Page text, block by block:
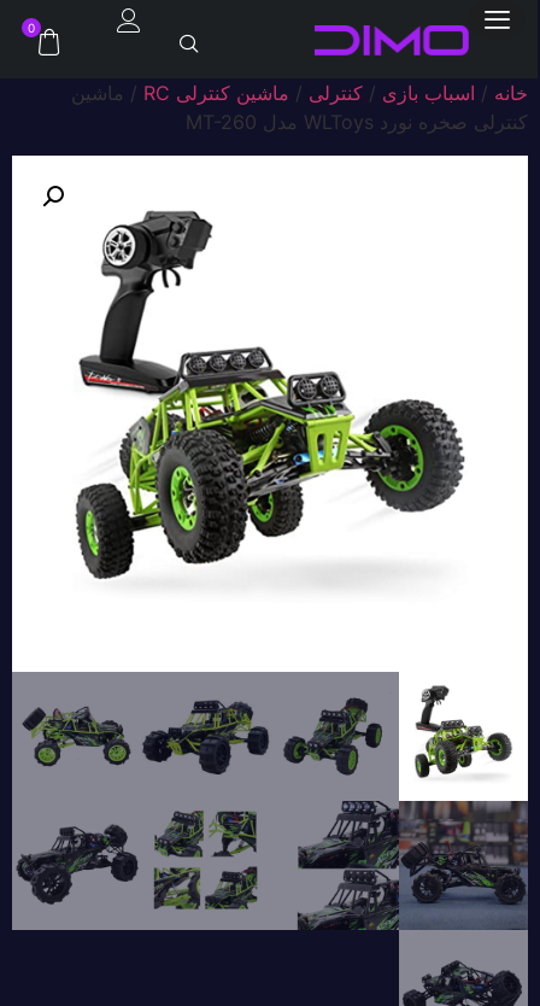
0
خانه/ اسباب بازی/ کنترلی/ ماشین کنترلی RC
/ ماشین
کنترلی صخره نورد WLToys مدل MT-260